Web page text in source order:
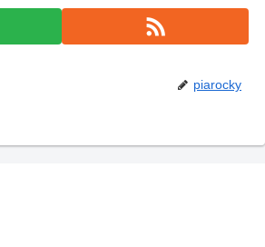
piarocky